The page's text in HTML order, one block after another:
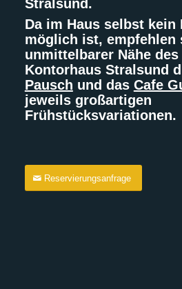
Stralsund.
Da im Haus selbst kein
möglich ist, empfehlen
unmittelbarer Nähe des
Kontorhaus Stralsund
Pausch und das Cafe
jeweils großartigen
Frühstücksvariationen.
Reservierungsanfrage